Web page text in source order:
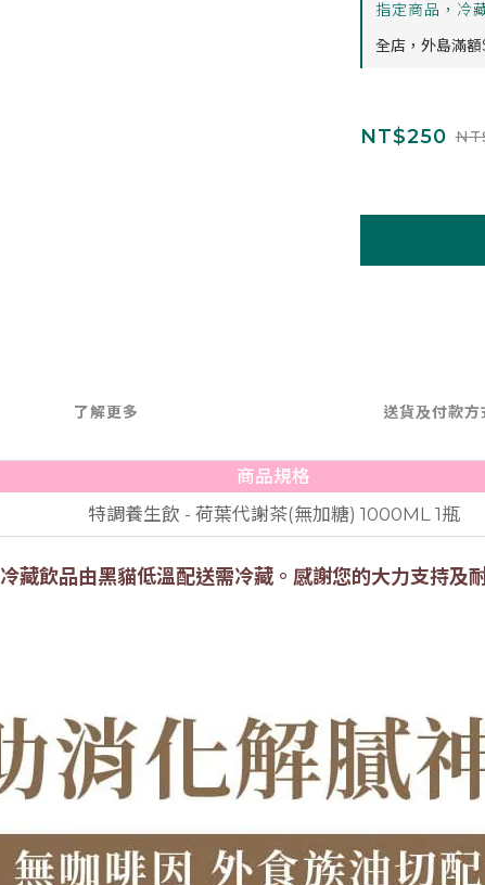
指定商品，冷
全店，外島滿
NT$250
了解更多 送貨及付款方
商品規格
特調養生飲 - 荷葉代謝茶(無加糖) 1000ML 1瓶
冷藏飲品由黑貓低溫配送需冷藏。 感謝您的大力支持及